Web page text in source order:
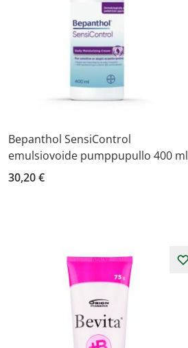
Bepanthol SensiControl
emulsiovoide pumppupullo 400 ml
30,20 €